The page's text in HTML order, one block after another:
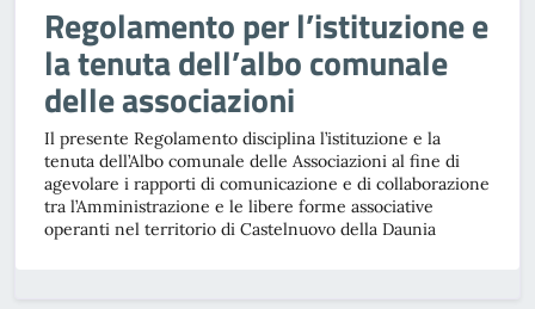
Regolamento per l’istituzione e
la tenuta dell’albo comunale
delle associazioni
Il presente Regolamento disciplina l’istituzione e la
tenuta dell’Albo comunale delle Associazioni al fine di
agevolare i rapporti di comunicazione e di collaborazione
tra l’Amministrazione e le libere forme associative
operanti nel territorio di Castelnuovo della Daunia